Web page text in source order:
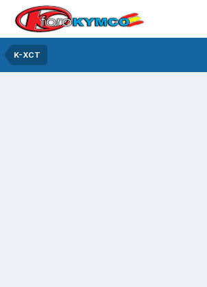
K-XCT